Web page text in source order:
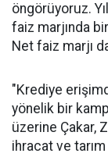
öngörüyoruz.
faiz marjında
Net faiz marjı
"Krediye
yönelik bir
üzerine Çakar,
ihracat ve